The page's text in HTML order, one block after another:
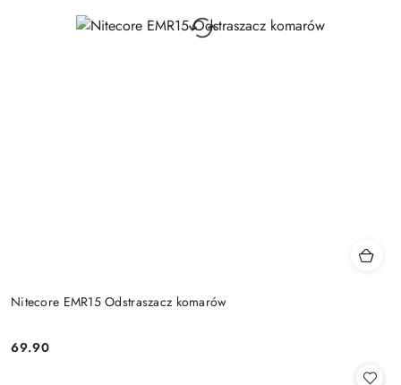
Nitecore EMR15 Odstraszacz komarów
Cena:
69.90